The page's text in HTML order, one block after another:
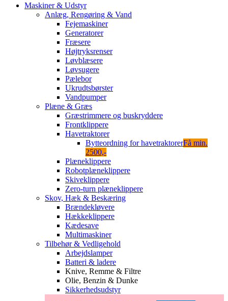
Maskiner & Udstyr
Anlæg, Rengøring & Vand
Fejemaskiner
Generatorer
Fræsere
Højtryksrenser
Løvblæsere
Løvsugere
Pælebor
Ukrudtsbørster
Vandpumper
Plæne & Græs
Græstrimmere og buskryddere
Frontklippere
Havetraktorer
Bytteordning for havetraktorerFå min.
2500,-
Plæneklippere
Robotplæneklippere
Skiveklippere
Zero-turn plæneklippere
Skov, Hæk & Beskæring
Brændekløvere
Hækkeklippere
Kædesave
Multimaskiner
Tilbehør & Vedligehold
Arbejdslamper
Batteri & ladere
Knive, Remme & Filtre
Olie, Benzin & Dunke
Sikkerhedsudstyr